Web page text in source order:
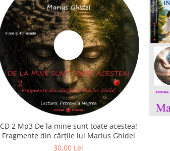
CD 2 Mp3 De la mine sunt toate acestea!
Fragmente din cărțile lui Marius Ghidel
30,00 Lei